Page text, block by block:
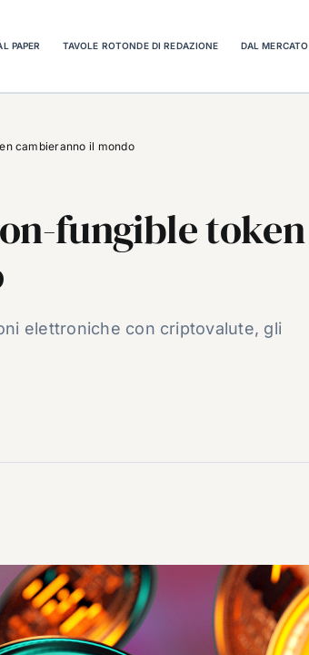
PAPER TAVOLE ROTONDE DI REDAZIONE DAL MERCATO
cambieranno il mondo
fungible token
elettroniche con criptovalute, gli